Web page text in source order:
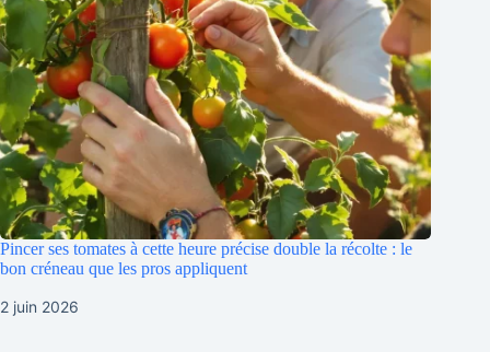
Pincer ses tomates à cette heure précise double la récolte : le
bon créneau que les pros appliquent
2 juin 2026